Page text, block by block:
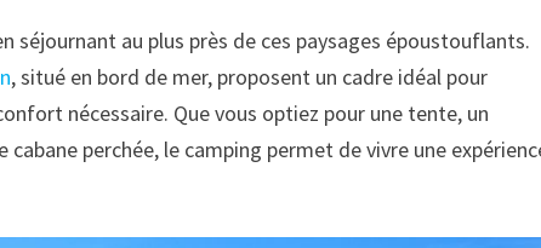
séjournant au plus près de ces paysages époustouflants.
, situé en bord de mer, proposent un cadre idéal pour
nécessaire. Que vous optiez pour une tente, un
perchée, le camping permet de vivre une